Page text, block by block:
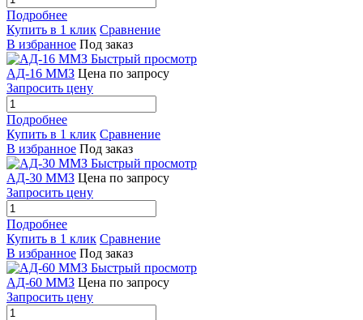
Подробнее
Купить в 1 клик Сравнение
В избранное Под заказ
Быстрый просмотр
АД-16 ММЗ Цена по запросу
Запросить цену
Подробнее
Купить в 1 клик Сравнение
В избранное Под заказ
Быстрый просмотр
АД-30 ММЗ Цена по запросу
Запросить цену
Подробнее
Купить в 1 клик Сравнение
В избранное Под заказ
Быстрый просмотр
АД-60 ММЗ Цена по запросу
Запросить цену